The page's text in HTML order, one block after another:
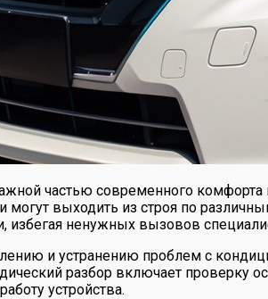
частью современного
могут выходить из строя по
избегая ненужных вызовов
и устранению проблем с
разбор включает проверку
устройства.